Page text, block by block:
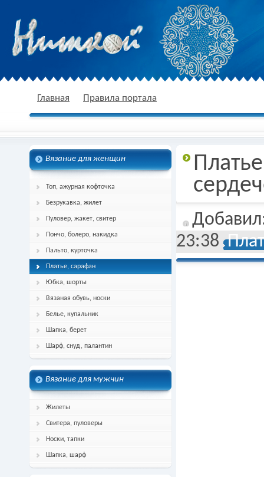
спицами, схема и описание
Главная Правила портала
Вязание для женщин
Топ, ажурная кофточка
Безрукавка, жилет
Пуловер, жакет, свитер
Пончо, болеро, накидка
Пальто, курточка
Платье, сарафан
Юбка, шорты
Вязаная обувь, носки
Белье, купальник
Шапка, берет
Шарф, снуд, палантин
Вязание для мужчин
Жилеты
Свитера, пуловеры
Носки, тапки
Шапка, шарф
23:38